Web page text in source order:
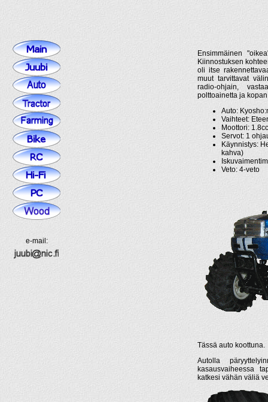
e-mail:
Ensimmäinen
Kiinnostuksen
oli itse
muut tarvittavat
radio-ohjain,
polttoainetta ja
Auto:
Vaihteet:
Moottori: 1.8cc
Servot: 1
Käynnistys:
kahva)
Veto: 4-veto
Tässä auto koottuna.
Autolla
kasausvaiheessa
katkesi vähän väliä